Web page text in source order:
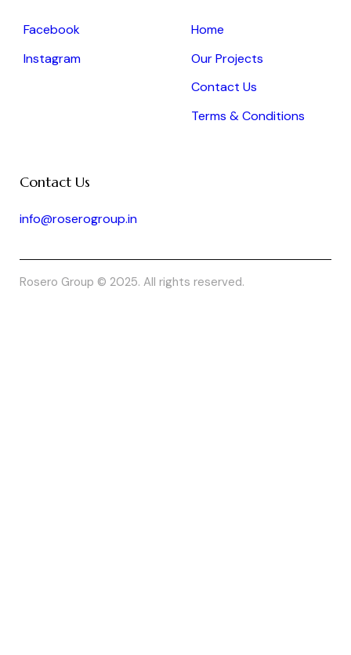
Facebook
Instagram
Home
Our Projects
Contact Us
Terms & Conditions
Contact Us
info@roserogroup.in
Rosero Group © 2025. All rights reserved.